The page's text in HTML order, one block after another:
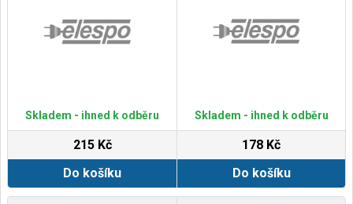
Skladem - ihned k odběru
215 Kč
Do košíku
Skladem - ihned k odběru
178 Kč
Do košíku